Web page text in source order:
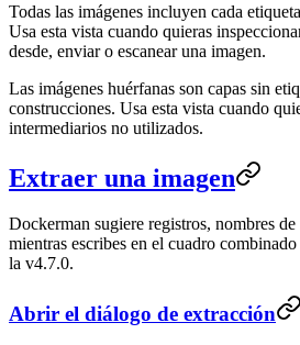
Todas las imágenes incluyen cada
Usa esta vista cuando quieras
desde, enviar o escanear una imagen.
Las imágenes huérfanas son capas sin
construcciones. Usa esta vista cuando
intermediarios no utilizados.
Extraer una imagen
Dockerman sugiere registros, nombres
mientras escribes en el cuadro
la v4.7.0.
Abrir el diálogo de extracción